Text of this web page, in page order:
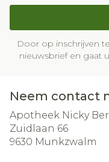
Door op inschrijven
nieuwsbrief en gaat
Neem contact
Apotheek Nicky
Zuidlaan 66
9630 Munkzwalm